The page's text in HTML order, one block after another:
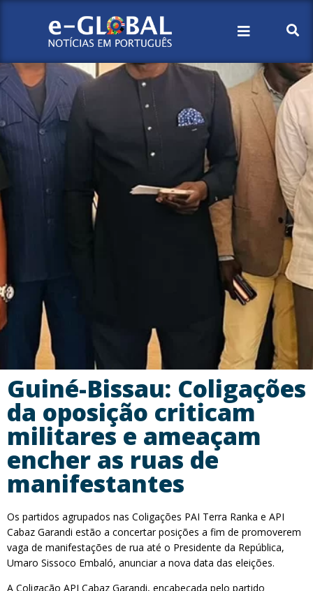
Guiné-Bissau: Coligações
da oposição criticam
militares e ameaçam
encher as ruas de
manifestantes
Os partidos agrupados nas Coligações PAI Terra Ranka e API
Cabaz Garandi estão a concertar posições a fim de promoverem
vaga de manifestações de rua até o Presidente da República,
Umaro Sissoco Embaló, anunciar a nova data das eleições.
A Coligação API Cabaz Garandi, encabeçada pelo partido